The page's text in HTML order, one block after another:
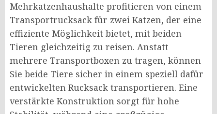
Mehrkatzenhaushalte profitieren von einem
Transportrucksack für zwei Katzen, der eine
effiziente Möglichkeit bietet, mit beiden
Tieren gleichzeitig zu reisen. Anstatt
mehrere Transportboxen zu tragen, können
Sie beide Tiere sicher in einem speziell dafür
entwickelten Rucksack transportieren. Eine
verstärkte Konstruktion sorgt für hohe